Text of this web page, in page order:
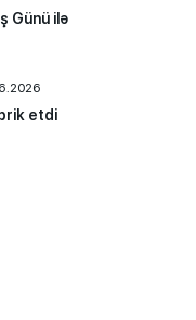
Günü ilə
etdi